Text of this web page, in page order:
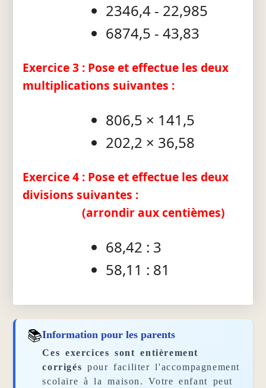
2346,4 - 22,985
6874,5 - 43,83
Exercice 3 : Pose et effectue les deux
multiplications suivantes :
806,5 × 141,5
202,2 × 36,58
Exercice 4 : Pose et effectue les deux
divisions suivantes :
(arrondir aux centièmes)
68,42 : 3
58,11 : 81
📚Information pour les parents
Ces exercices sont entièrement
corrigés pour faciliter l'accompagnement
scolaire à la maison. Votre enfant peut